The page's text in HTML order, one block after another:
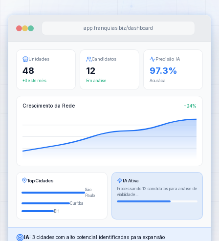
app.franquias.biz/dashboard
Unidades
48
+3 este mês
Candidatos
12
Em análise
Precisão IA
97.3%
Acurácia
Crescimento da Rede +24%
Top Cidades
São
Paulo
Curitiba
BH
IA Ativa
Processando 12 candidatos para análise de
viabilidade...
IA: 3 cidades com alto potencial identificadas para expansão